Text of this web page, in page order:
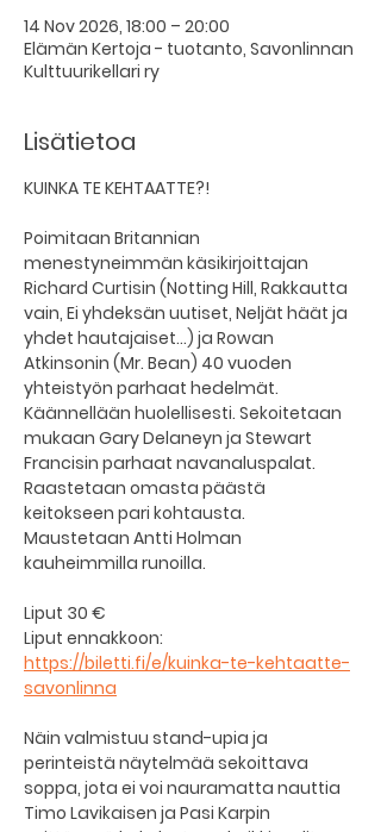
14 Nov 2026, 18:00 – 20:00
Elämän Kertoja - tuotanto, Savonlinnan
Kulttuurikellari ry
Lisätietoa
KUINKA TE KEHTAATTE?!
Poimitaan Britannian
menestyneimmän käsikirjoittajan
Richard Curtisin (Notting Hill, Rakkautta
vain, Ei yhdeksän uutiset, Neljät häät ja
yhdet hautajaiset…) ja Rowan
Atkinsonin (Mr. Bean) 40 vuoden
yhteistyön parhaat hedelmät.
Käännellään huolellisesti. Sekoitetaan
mukaan Gary Delaneyn ja Stewart
Francisin parhaat navanaluspalat.
Raastetaan omasta päästä
keitokseen pari kohtausta.
Maustetaan Antti Holman
kauheimmilla runoilla.
Liput 30 €
Liput ennakkoon:
https://biletti.fi/e/kuinka-te-kehtaatte-
savonlinna
Näin valmistuu stand-upia ja
perinteistä näytelmää sekoittava
soppa, jota ei voi nauramatta nauttia
Timo Lavikaisen ja Pasi Karpin